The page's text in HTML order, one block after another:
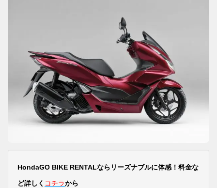
HondaGO BIKE RENTALならリーズナブルに体感！料金な
ど詳しく コチラから